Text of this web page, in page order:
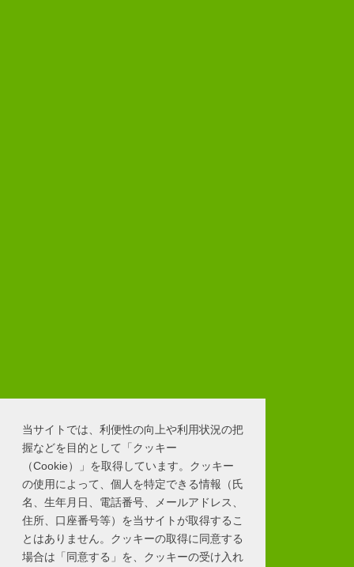
当サイトでは、利便性の向上や利用状況の把
握などを目的として「クッキー
（Cookie）」を取得しています。クッキー
の使用によって、個人を特定できる情報（氏
名、生年月日、電話番号、メールアドレス、
住所、口座番号等）を当サイトが取得するこ
とはありません。クッキーの取得に同意する
場合は「同意する」を、クッキーの受け入れ